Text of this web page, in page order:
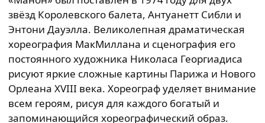
звёзд Королевского балета, Антуанетт Сибли и
Энтони Дауэлла. Великолепная драматическая
хореография МакМиллана и сценография его
постоянного художника Николаса Георгиадиса
рисуют яркие сложные картины Парижа и Нового
Орлеана XVIII века. Хореограф уделяет внимание
всем героям, рисуя для каждого богатый и
запоминающийся хореографический образ.